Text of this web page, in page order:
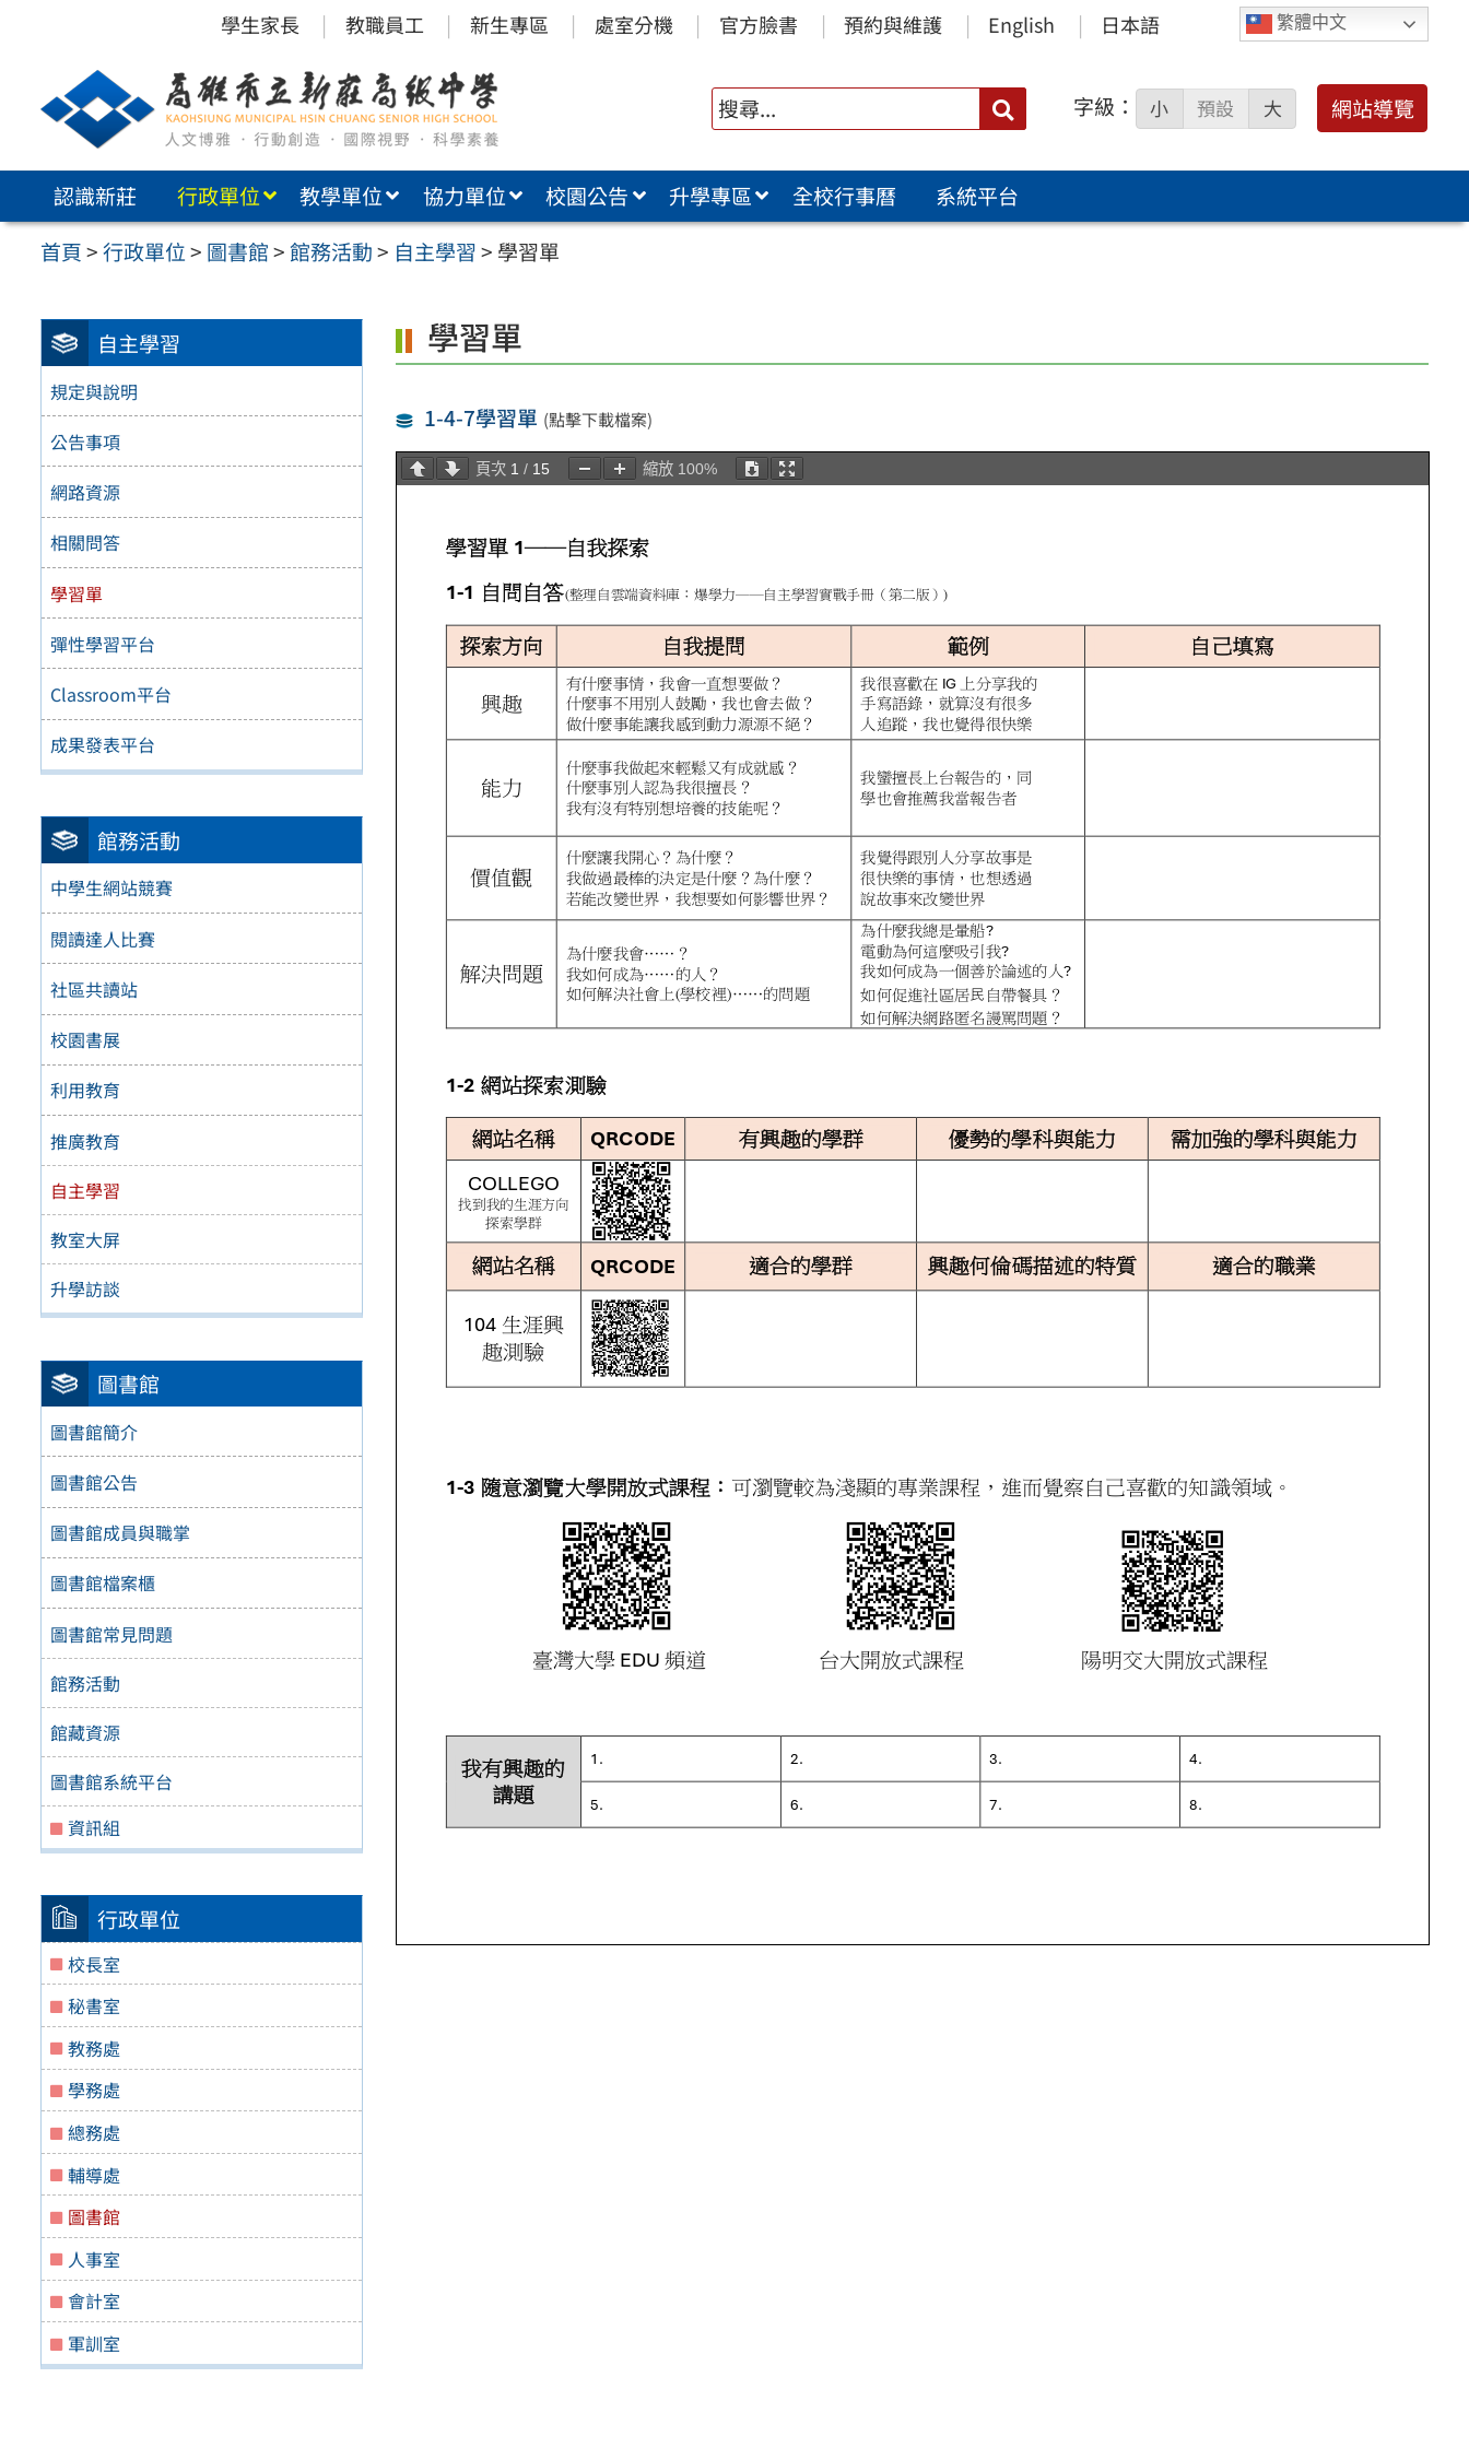
內
繁體中文
學生家長 教職員工 新生專區 處室分機 官方臉書 預約與維護 English 日本語
搜
尋：
字級： 小 預設 大 網站導覽
認識新莊 行政單位 教學單位 協力單位 校園公告 升學專區 全校行事曆
系統平台
首頁>行政單位> 圖書館>館務活動> 自主學習> 學習單
自主學習
規定與說明
公告事項
網路資源
相關問答
學習單
彈性學習平台
Classroom平台
成果發表平台
館務活動
中學生網站競賽
閱讀達人比賽
社區共讀站
校園書展
利用教育
推廣教育
自主學習
教室大屏
升學訪談
圖書館
圖書館簡介
圖書館公告
圖書館成員與職掌
圖書館檔案櫃
圖書館常見問題
館務活動
館藏資源
圖書館系統平台
資訊組
行政單位
校長室
秘書室
教務處
學務處
總務處
輔導處
圖書館
人事室
會計室
軍訓室
學習單
1-4-7學習單 (點擊下載檔案)
頁次 1 / 15 縮放 100%